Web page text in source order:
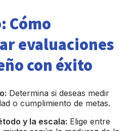
Cómo
evaluaciones
con éxito
Determina si deseas medir
o cumplimiento de metas.
y la escala: Elige entre